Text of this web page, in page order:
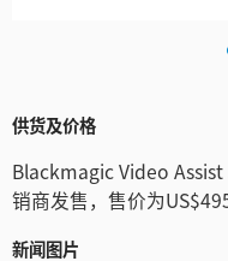
供货及价格
Blackmagic Video
销商发售，售价为
新闻图片